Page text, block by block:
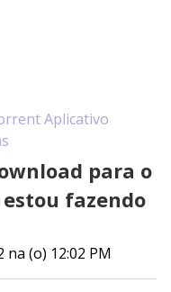
Aplicativo
para o
estou fazendo
na (o) 12:02 PM